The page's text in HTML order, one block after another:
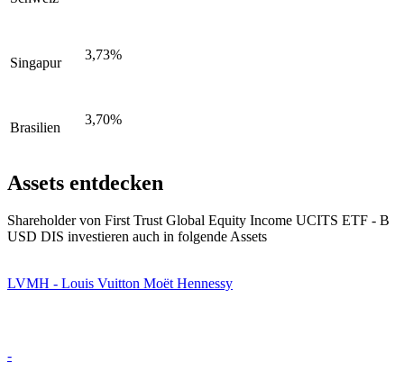
Singapur
3,73%
Brasilien
3,70%
Assets entdecken
Shareholder von First Trust Global Equity Income UCITS ETF - B
USD DIS investieren auch in folgende Assets
LVMH - Louis Vuitton Moët Hennessy
-